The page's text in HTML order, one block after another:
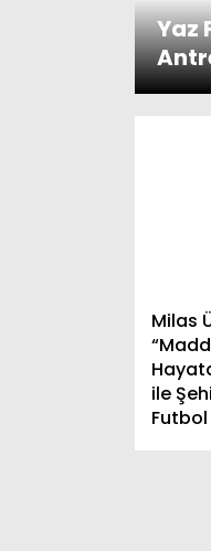
Yaz
Milas
ile
Futbol